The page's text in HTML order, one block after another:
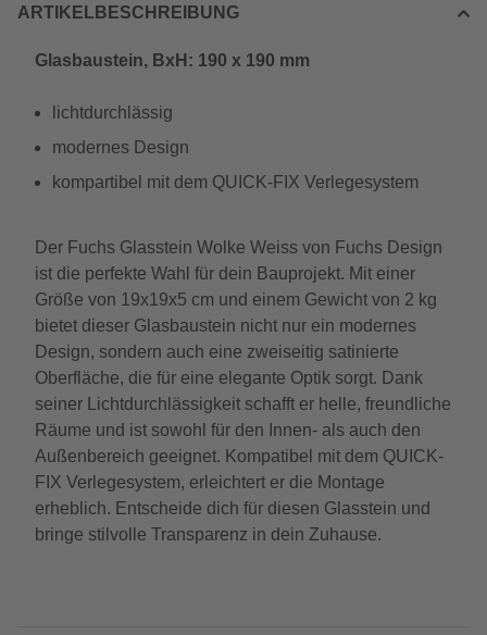
ARTIKELBESCHREIBUNG
Glasbaustein, BxH: 190 x 190 mm
lichtdurchlässig
modernes Design
kompartibel mit dem QUICK-FIX Verlegesystem
Der Fuchs Glasstein Wolke Weiss von Fuchs Design
ist die perfekte Wahl für dein Bauprojekt. Mit einer
Größe von 19x19x5 cm und einem Gewicht von 2 kg
bietet dieser Glasbaustein nicht nur ein modernes
Design, sondern auch eine zweiseitig satinierte
Oberfläche, die für eine elegante Optik sorgt. Dank
seiner Lichtdurchlässigkeit schafft er helle, freundliche
Räume und ist sowohl für den Innen- als auch den
Außenbereich geeignet. Kompatibel mit dem QUICK-
FIX Verlegesystem, erleichtert er die Montage
erheblich. Entscheide dich für diesen Glasstein und
bringe stilvolle Transparenz in dein Zuhause.